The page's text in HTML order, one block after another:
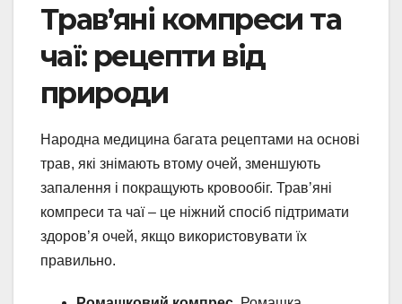
Трав’яні компреси та
чаї: рецепти від
природи
Народна медицина багата рецептами на основі
трав, які знімають втому очей, зменшують
запалення і покращують кровообіг. Трав’яні
компреси та чаї – це ніжний спосіб підтримати
здоров’я очей, якщо використовувати їх
правильно.